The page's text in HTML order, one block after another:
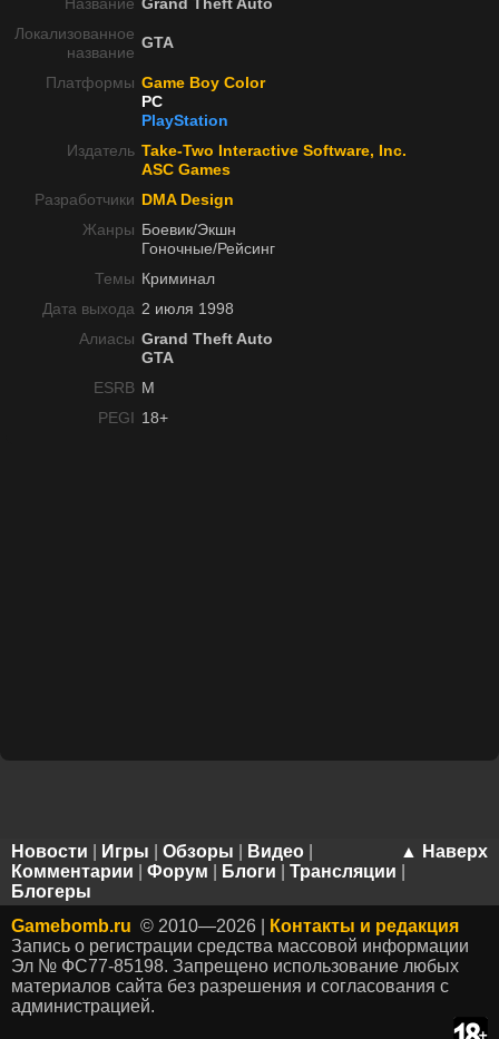
Локализованное
название
GTA
Платформы Game Boy Color
PC
PlayStation
Издатель Take-Two Interactive Software, Inc.
ASC Games
Разработчики DMA Design
Жанры Боевик/Экшн
Гоночные/Рейсинг
Темы Криминал
Дата выхода 2 июля 1998
Алиасы Grand Theft Auto
GTA
ESRB M
PEGI 18+
▲ Наверх
Новости Игры Обзоры Видео
Комментарии
Форум Блоги Трансляции
Блогеры
Gamebomb.ru © 2010—2026 |
Контакты и редакция
Запись о регистрации средства массовой информации
Эл № ФС77-85198. Запрещено использование любых
материалов сайта без разрешения и согласования с
администрацией.